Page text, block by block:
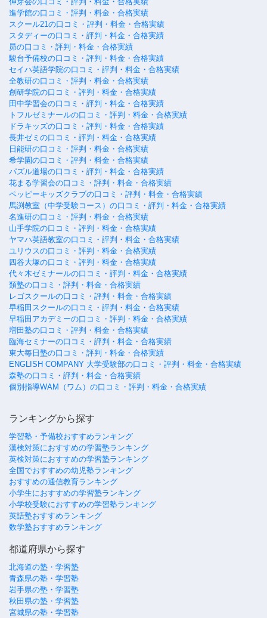
進学館の口コミ・評判・料金・合格実績
スクール21の口コミ・評判・料金・合格実績
スタディーの口コミ・評判・料金・合格実績
昴の口コミ・評判・料金・合格実績
駿台予備校の口コミ・評判・料金・合格実績
セイハ英語学院の口コミ・評判・料金・合格実績
全教研の口コミ・評判・料金・合格実績
創研学院の口コミ・評判・料金・合格実績
田中学習会の口コミ・評判・料金・合格実績
トフルゼミナールの口コミ・評判・料金・合格実績
ドラキッズの口コミ・評判・料金・合格実績
長井ゼミの口コミ・評判・料金・合格実績
日能研の口コミ・評判・料金・合格実績
希学園の口コミ・評判・料金・合格実績
パズル道場の口コミ・評判・料金・合格実績
花まる学習会の口コミ・評判・料金・合格実績
ペッピーキッズクラブの口コミ・評判・料金・合格実績
馬渕教室（中学受験コース）の口コミ・評判・料金・合格実績
名進研の口コミ・評判・料金・合格実績
山手学院の口コミ・評判・料金・合格実績
ヤマハ英語教室の口コミ・評判・料金・合格実績
ユリウスの口コミ・評判・料金・合格実績
四谷大塚の口コミ・評判・料金・合格実績
代々木ゼミナールの口コミ・評判・料金・合格実績
類塾の口コミ・評判・料金・合格実績
レゴスクールの口コミ・評判・料金・合格実績
早稲田スクールの口コミ・評判・料金・合格実績
早稲田アカデミーの口コミ・評判・料金・合格実績
増田塾の口コミ・評判・料金・合格実績
臨海セミナーの口コミ・評判・料金・合格実績
東大毎日塾の口コミ・評判・料金・合格実績
ENGLISH COMPANY 大学受験部の口コミ・評判・料金・合格実績
森塾の口コミ・評判・料金・合格実績
個別指導WAM（ワム）の口コミ・評判・料金・合格実績
ランキングから探す
学習塾・予備校おすすめランキング
漢検対策におすすめの学習塾ランキング
英検対策におすすめの学習塾ランキング
全国でおすすめの幼児塾ランキング
おすすめの通信教育ランキング
小学生におすすめの学習塾ランキング
小学校受験におすすめの学習塾ランキング
英語塾おすすめランキング
数学塾おすすめランキング
都道府県から探す
北海道の塾・学習塾
青森県の塾・学習塾
岩手県の塾・学習塾
秋田県の塾・学習塾
宮城県の塾・学習塾